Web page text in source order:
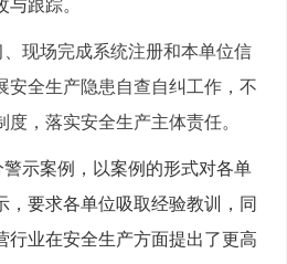
与跟踪。
现场完成系统注册和本单位信
安全生产隐患自查自纠工作，不
，落实安全生产主体责任。
示案例，以案例的形式对各单
，要求各单位吸取经验教训，同
行业在安全生产方面提出了更高